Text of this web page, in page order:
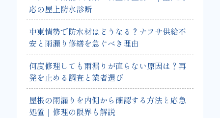
応の屋上防水診断
中東情勢で防水材はどうなる？ナフサ供給不
安と雨漏り修繕を急ぐべき理由
何度修理しても雨漏りが直らない原因は？再
発を止める調査と業者選び
屋根の雨漏りを内側から確認する方法と応急
処置｜修理の限界も解説